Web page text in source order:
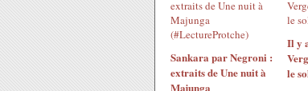
Sankara par Negroni :
extraits de Une nuit à
Majunga
Il y
le